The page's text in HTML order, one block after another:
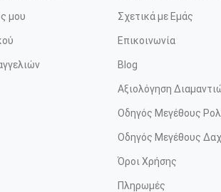
μου Σχετικά με Εμάς
Επικοινωνία
Blog
Αξιολόγηση
Οδηγός Μεγέθους
Οδηγός Μεγέθους
Όροι Χρήσης
Πληρωμές